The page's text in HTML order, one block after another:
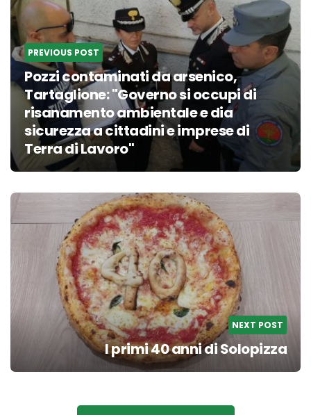
PREVIOUS POST
Pozzi contaminati da arsenico,
Tartaglione: "Governo si occupi di
risanamento ambientale e dia
sicurezza a cittadini e imprese di
Terra di Lavoro"
NEXT POST
I primi 40 anni di Solopizza